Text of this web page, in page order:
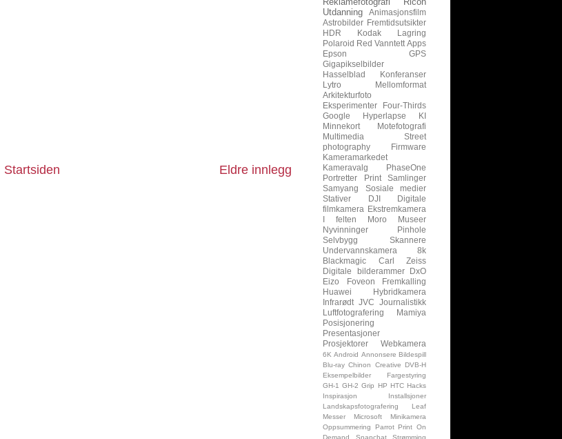
Eldre innlegg
Startsiden
Utdanning
Animasjonsfilm
Astrobilder Fremtidsutsikter
HDR
Kodak
Lagring
Polaroid Red Vanntett Apps
Epson
GPS
Gigapikselbilder
Hasselblad
Konferanser
Lytro
Mellomformat
Arkitekturfoto
Eksperimenter
Four-Thirds
Google
Hyperlapse
KI
Minnekort
Motefotografi
Multimedia
Street
photography
Firmware
Kameramarkedet
Kameravalg
PhaseOne
Portretter
Print
Samlinger
Samyang
Sosiale medier
Stativer
DJI
Digitale
filmkamera Ekstremkamera
I felten
Moro
Museer
Nyvinninger
Pinhole
Selvbygg
Skannere
Undervannskamera
8k
Blackmagic
Carl Zeiss
Digitale bilderammer
DxO
Eizo
Foveon
Fremkalling
Huawei
Hybridkamera
Infrarødt JVC
Journalistikk
Luftfotografering
Mamiya
Posisjonering
Presentasjoner
Prosjektorer
Webkamera
6K Android Annonsere Bildespill
Blu-ray Chinon Creative
DVB-H
Eksempelbilder
Fargestyring
GH-1 GH-2 Grip HP HTC Hacks
Inspirasjon
Installsjoner
Landskapsfotografering
Leaf
Messer
Microsoft
Minikamera
Oppsummering
Parrot Print On
Demand
Snapchat
Strømming